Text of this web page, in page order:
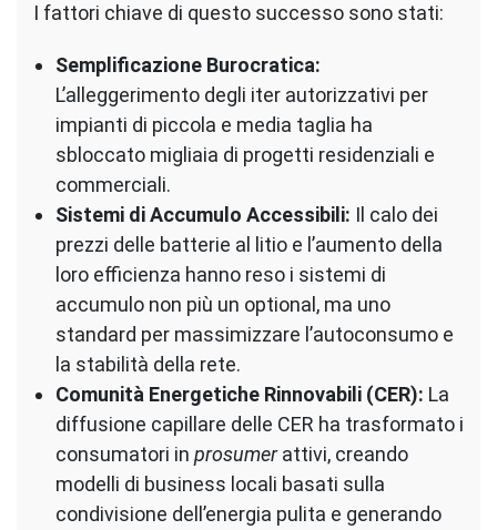
I fattori chiave di questo successo sono stati:
Semplificazione Burocratica:
L’alleggerimento degli iter autorizzativi per
impianti di piccola e media taglia ha
sbloccato migliaia di progetti residenziali e
commerciali.
Sistemi di Accumulo Accessibili: Il calo dei
prezzi delle batterie al litio e l’aumento della
loro efficienza hanno reso i sistemi di
accumulo non più un optional, ma uno
standard per massimizzare l’autoconsumo e
la stabilità della rete.
Comunità Energetiche Rinnovabili (CER): La
diffusione capillare delle CER ha trasformato i
consumatori in prosumerattivi, creando
modelli di business locali basati sulla
condivisione dell’energia pulita e generando